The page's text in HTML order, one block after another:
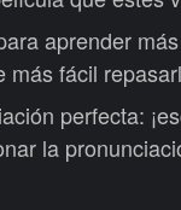
aprender
más fácil
perfecta:
la